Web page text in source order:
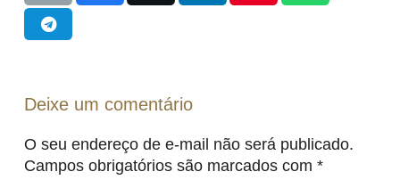
Deixe um comentário
O seu endereço de e-mail não será publicado.
Campos obrigatórios são marcados com *